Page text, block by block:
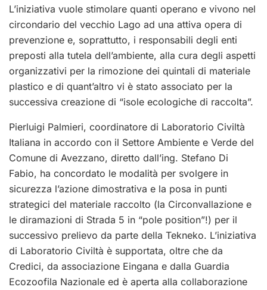
L’iniziativa vuole stimolare quanti operano e vivono nel
circondario del vecchio Lago ad una attiva opera di
prevenzione e, soprattutto, i responsabili degli enti
preposti alla tutela dell’ambiente, alla cura degli aspetti
organizzativi per la rimozione dei quintali di materiale
plastico e di quant’altro vi è stato associato per la
successiva creazione di “isole ecologiche di raccolta”.
Pierluigi Palmieri, coordinatore di Laboratorio Civiltà
Italiana in accordo con il Settore Ambiente e Verde del
Comune di Avezzano, diretto dall’ing. Stefano Di
Fabio, ha concordato le modalità per svolgere in
sicurezza l’azione dimostrativa e la posa in punti
strategici del materiale raccolto (la Circonvallazione e
le diramazioni di Strada 5 in “pole position”!) per il
successivo prelievo da parte della Tekneko. L’iniziativa
di Laboratorio Civiltà è supportata, oltre che da
Credici, da associazione Eingana e dalla Guardia
Ecozoofila Nazionale ed è aperta alla collaborazione